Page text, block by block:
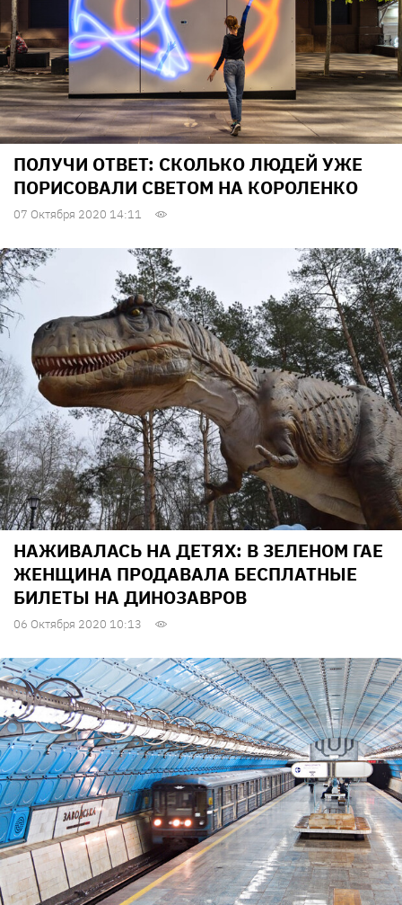
ПОЛУЧИ ОТВЕТ: СКОЛЬКО ЛЮДЕЙ УЖЕ
ПОРИСОВАЛИ СВЕТОМ НА КОРОЛЕНКО
07 Октября 2020 14:11
НАЖИВАЛАСЬ НА ДЕТЯХ: В ЗЕЛЕНОМ ГАЕ
ЖЕНЩИНА ПРОДАВАЛА БЕСПЛАТНЫЕ
БИЛЕТЫ НА ДИНОЗАВРОВ
06 Октября 2020 10:13